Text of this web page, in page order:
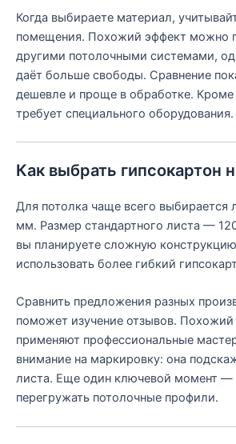
Когда выбираете материал,
помещения. Похожий эффект можно
другими потолочными системами,
даёт больше свободы. Сравнение
дешевле и проще в обработке.
требует специального оборудования.
Как выбрать гипсокартон
Для потолка чаще всего выбирается
мм. Размер стандартного листа —
вы планируете сложную
использовать более гибкий
Сравнить предложения разных
поможет изучение отзывов.
применяют профессиональные
внимание на маркировку: она
листа. Еще один ключевой момент —
перегружать потолочные профили.